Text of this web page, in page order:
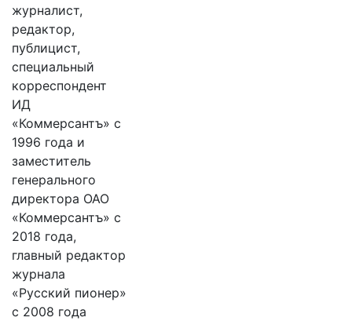
журналист,
редактор,
публицист,
специальный
корреспондент
ИД
«Коммерсантъ» с
1996 года и
заместитель
генерального
директора ОАО
«Коммерсантъ» с
2018 года,
главный редактор
журнала
«Русский пионер»
с 2008 года